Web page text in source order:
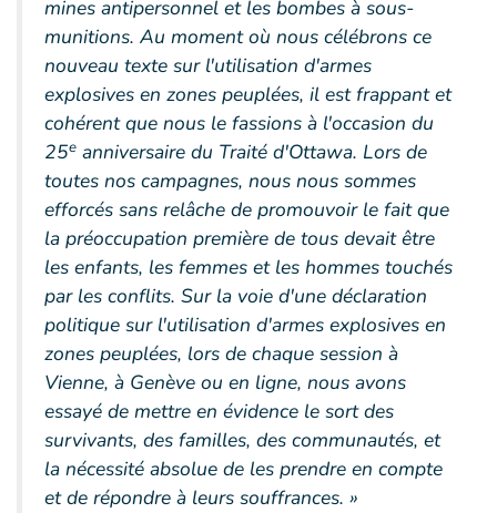
mines antipersonnel et les bombes à sous-
munitions. Au moment où nous célébrons ce
nouveau texte sur l'utilisation d'armes
explosives en zones peuplées, il est frappant et
cohérent que nous le fassions à l'occasion du
25e anniversaire du Traité d'Ottawa. Lors de
toutes nos campagnes, nous nous sommes
efforcés sans relâche de promouvoir le fait que
la préoccupation première de tous devait être
les enfants, les femmes et les hommes touchés
par les conflits. Sur la voie d'une déclaration
politique sur l'utilisation d'armes explosives en
zones peuplées, lors de chaque session à
Vienne, à Genève ou en ligne, nous avons
essayé de mettre en évidence le sort des
survivants, des familles, des communautés, et
la nécessité absolue de les prendre en compte
et de répondre à leurs souffrances. »